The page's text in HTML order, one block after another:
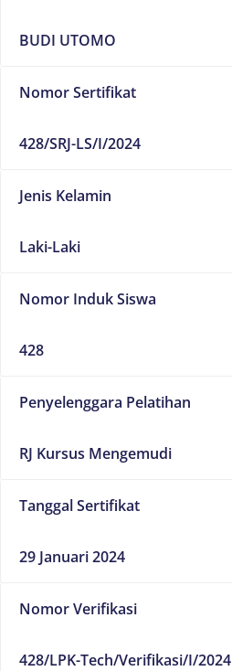
BUDI UTOMO
Nomor Sertifikat
428/SRJ-LS/I/2024
Jenis Kelamin
Laki-Laki
Nomor Induk Siswa
428
Penyelenggara Pelatihan
RJ Kursus Mengemudi
Tanggal Sertifikat
29 Januari 2024
Nomor Verifikasi
428/LPK-Tech/Verifikasi/I/2024